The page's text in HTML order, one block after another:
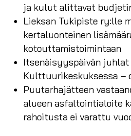
ja kulut alittavat
Lieksan Tukipiste ry:lle
kertaluonteinen
kotouttamistoimintaan
Itsenäisyyspäivän
Kulttuurikeskuksessa –
Puutarhajätteen
alueen asfaltointialoite
rahoitusta ei varattu